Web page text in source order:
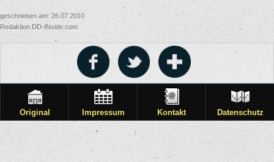
geschrieben am: 26.07.2010
Redaktion DD-INside.com
Original Impressum Kontakt Datenschutz